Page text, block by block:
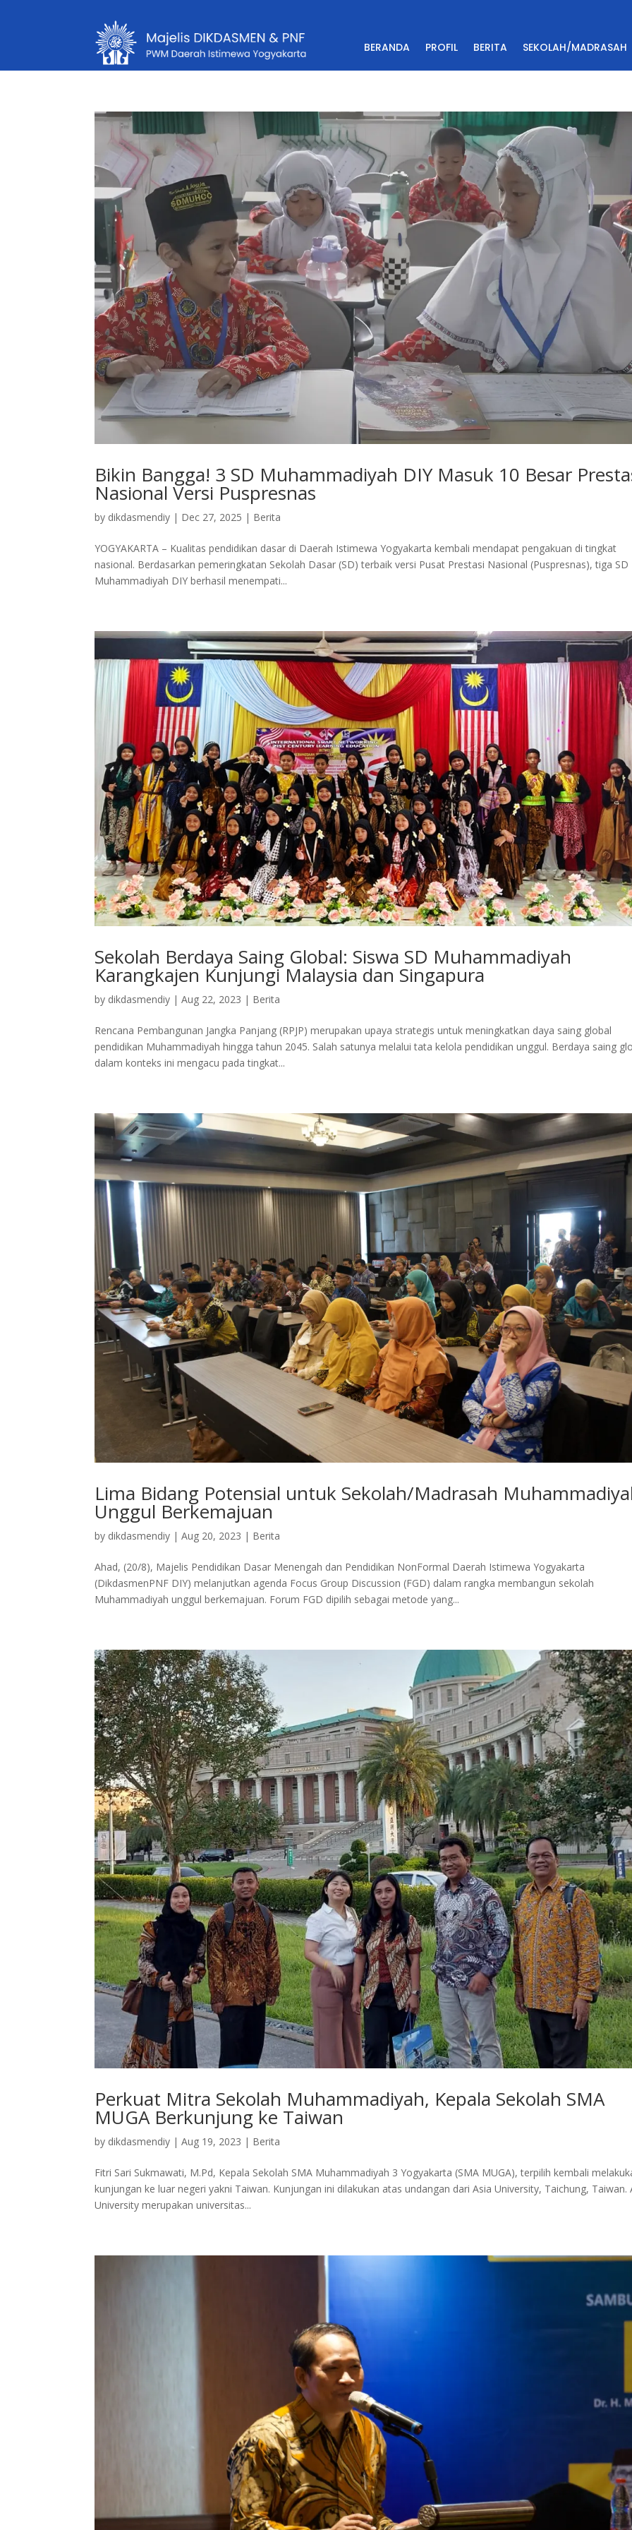
BERANDA PROFIL BERITA SEKOLAH/MADRASAH
Bikin Bangga! 3 SD Muhammadiyah DIY Masuk 10 Besar
Nasional Versi Puspresnas
by dikdasmendiy | Dec 27, 2025 | Berita
YOGYAKARTA – Kualitas pendidikan dasar di Daerah Istimewa Yogyakarta kembali mendapat pengakuan di tingkat
nasional. Berdasarkan pemeringkatan Sekolah Dasar (SD) terbaik versi Pusat Prestasi Nasional (Puspresnas), tiga SD
Muhammadiyah DIY berhasil menempati...
Sekolah Berdaya Saing Global: Siswa SD Muhammadiyah
Karangkajen Kunjungi Malaysia dan Singapura
by dikdasmendiy |Aug 22, 2023 | Berita
Rencana Pembangunan Jangka Panjang (RPJP) merupakan upaya strategis untuk meningkatkan daya saing global
pendidikan Muhammadiyah hingga tahun 2045. Salah satunya melalui tata kelola pendidikan unggul. Berdaya saing
dalam konteks ini mengacu pada tingkat...
Lima Bidang Potensial untuk Sekolah/Madrasah
Unggul Berkemajuan
by dikdasmendiy |Aug 20, 2023 | Berita
Ahad, (20/8), Majelis Pendidikan Dasar Menengah dan Pendidikan NonFormal Daerah Istimewa Yogyakarta
(DikdasmenPNF DIY) melanjutkan agenda Focus Group Discussion (FGD) dalam rangka membangun sekolah
Muhammadiyah unggul berkemajuan. Forum FGD dipilih sebagai metode yang...
Perkuat Mitra Sekolah Muhammadiyah, Kepala Sekolah SMA
MUGA Berkunjung ke Taiwan
by dikdasmendiy |Aug 19, 2023 | Berita
Fitri Sari Sukmawati, M.Pd, Kepala Sekolah SMA Muhammadiyah 3 Yogyakarta (SMA MUGA), terpilih kembali
kunjungan ke luar negeri yakni Taiwan. Kunjungan ini dilakukan atas undangan dari Asia University, Taichung, Taiwan.
University merupakan universitas...